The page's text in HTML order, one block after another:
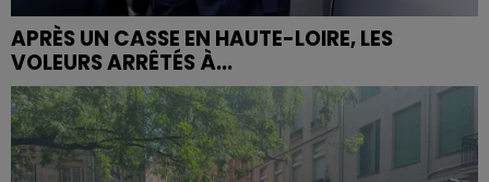
APRÈS UN CASSE EN HAUTE-LOIRE, LES
VOLEURS ARRÊTÉS À...